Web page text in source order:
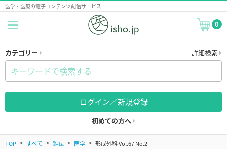
医学・医療の電子コンテンツ配信サービス
0
カテゴリー 詳細検索
ログイン／新規登録
初めての方へ
TOP すべて 雑誌 医学 形成外科 Vol.67 No.2